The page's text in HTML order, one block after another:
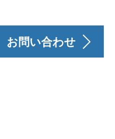
お問い合わせ